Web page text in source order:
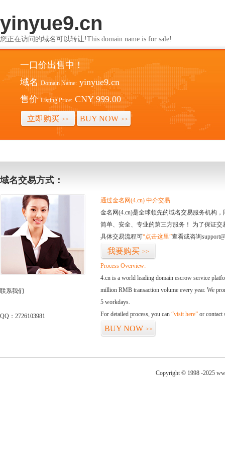
yinyue9.cn
您正在访问的域名可以转让!This domain name is for sale!
一口价出售中！
域名 Domain Name: yinyue9.cn
售价 Listing Price: CNY 999.00
立即购买 >> BUY NOW >>
域名交易方式：
联系我们
QQ：2726103981
通过金名网(4.cn) 中介交易
金名网(4.cn)是全球领先的域名交易服务机构
简单、安全、专业的第三方服务！ 为了保证
具体交易流程可“点击这里”查看或咨询
我要购买 >>
Process Overview:
4.cn is a world leading domain escrow service
million RMB transaction volume every year. We
5 workdays.
For detailed process, you can “visit here” or contact
BUY NOW >>
Copyright © 1998 -2025